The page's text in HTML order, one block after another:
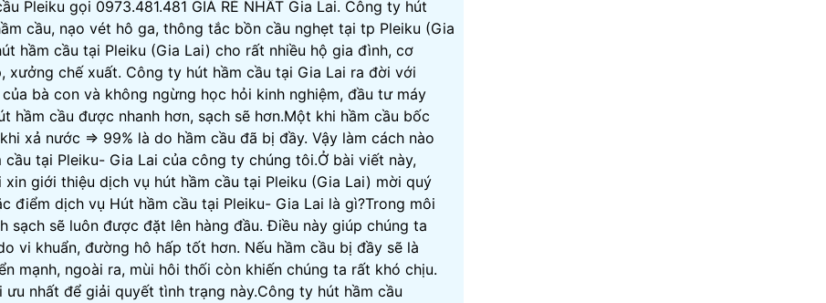
Pleiku gọi 0973.481.481 GIÁ RẺ NHẤT Gia Lai. Công ty hút
cầu, nạo vét hô ga, thông tắc bồn cầu nghẹt tại tp Pleiku (Gia
hầm cầu tại Pleiku (Gia Lai) cho rất nhiều hộ gia đình, cơ
xưởng chế xuất. Công ty hút hầm cầu tại Gia Lai ra đời với
bà con và không ngừng học hỏi kinh nghiệm, đầu tư máy
hầm cầu được nhanh hơn, sạch sẽ hơn.Một khi hầm cầu bốc
xả nước => 99% là do hầm cầu đã bị đầy. Vậy làm cách nào
tại Pleiku- Gia Lai của công ty chúng tôi.Ở bài viết này,
giới thiệu dịch vụ hút hầm cầu tại Pleiku (Gia Lai) mời quý
điểm dịch vụ Hút hầm cầu tại Pleiku- Gia Lai là gì?Trong môi
sạch sẽ luôn được đặt lên hàng đầu. Điều này giúp chúng ta
vi khuẩn, đường hô hấp tốt hơn. Nếu hầm cầu bị đầy sẽ là
mạnh, ngoài ra, mùi hôi thối còn khiến chúng ta rất khó chịu.
nhất để giải quyết tình trạng này.Công ty hút hầm cầu